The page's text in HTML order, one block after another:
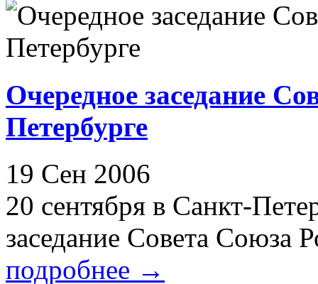
Очередное заседание
Петербурге
19 Сен 2006
20 сентября в Санкт-
заседание Совета Союза
подробнее →